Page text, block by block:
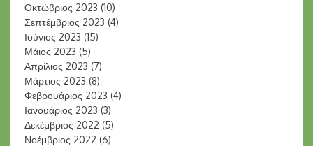
Οκτώβριος 2023 (10)
Σεπτέμβριος 2023 (4)
Ιούνιος 2023 (15)
Μάιος 2023 (5)
Απρίλιος 2023 (7)
Μάρτιος 2023 (8)
Φεβρουάριος 2023 (4)
Ιανουάριος 2023 (3)
Δεκέμβριος 2022 (5)
Νοέμβριος 2022 (6)